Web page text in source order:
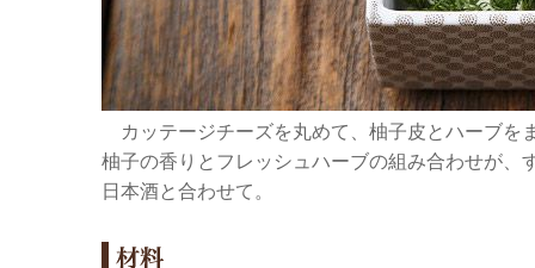
カッテージチーズを丸めて、柚子皮とハーブを
柚子の香りとフレッシュハーブの組み合わせが、
日本酒と合わせて。